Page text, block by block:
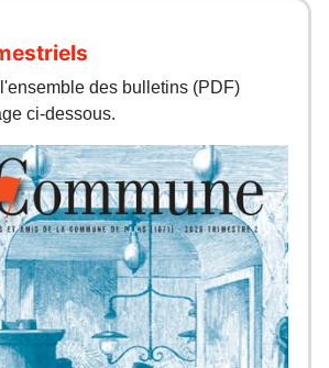
des bulletins (PDF)
ci-dessous.